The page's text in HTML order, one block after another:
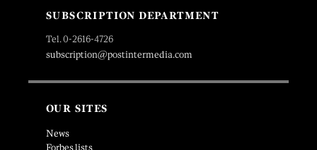
SUBSCRIPTION DEPARTMENT
Tel. 0-2616-4726
subscription@postintermedia.com
OUR SITES
News
Forbes lists